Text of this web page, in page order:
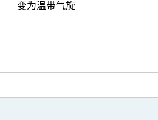
变为温带气旋